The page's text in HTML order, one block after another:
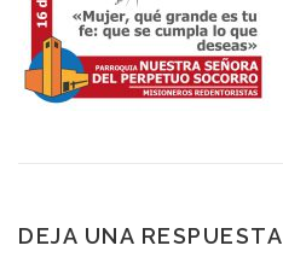
DEJA UNA RESPUESTA